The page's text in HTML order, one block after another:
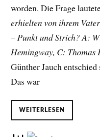
worden. Die Frage
erhielten von ihrem
– Punkt und Strich? A:
Hemingway, C:
Günther Jauch
Das war
WEITERLESEN